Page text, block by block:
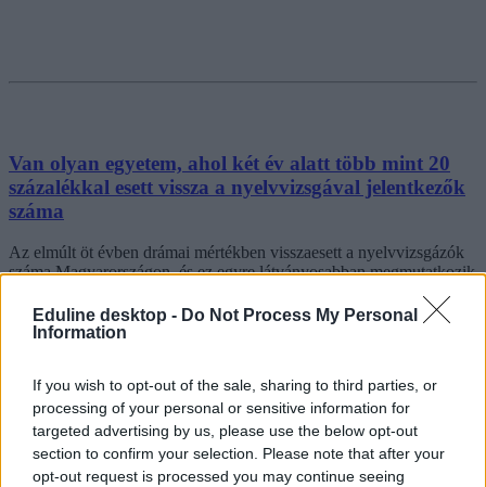
Eduline desktop - Do Not Process My Personal
Information
If you wish to opt-out of the sale, sharing to third parties, or
processing of your personal or sensitive information for
targeted advertising by us, please use the below opt-out
section to confirm your selection. Please note that after your
opt-out request is processed you may continue seeing
Van olyan egyetem, ahol két év alatt több mint 20
százalékkal esett vissza a nyelvvizsgával jelentkezők
száma
Az elmúlt öt évben drámai mértékben visszaesett a nyelvvizsgázók
száma Magyarországon, és ez egyre látványosabban megmutatkozik
a felsőoktatásba jelentkezők körében is: míg korábban a nagy
budapesti egyetemekre felvettek szinte mindegyike rendelkezett
legalább egy B2-es nyelvvizsgával, mára akár húsz százalékkal is
Nyelvtanulás
Székács Linda